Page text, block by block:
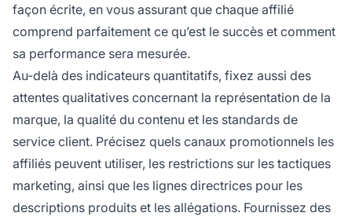
façon écrite, en vous assurant que chaque affilié
comprend parfaitement ce qu’est le succès et comment
sa performance sera mesurée.
Au-delà des indicateurs quantitatifs, fixez aussi des
attentes qualitatives concernant la représentation de la
marque, la qualité du contenu et les standards de
service client. Précisez quels canaux promotionnels les
affiliés peuvent utiliser, les restrictions sur les tactiques
marketing, ainsi que les lignes directrices pour les
descriptions produits et les allégations. Fournissez des